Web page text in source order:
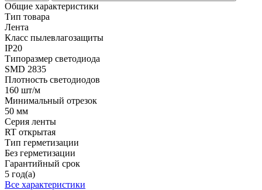
Общие характеристики
Тип товара
Лента
Класс пылевлагозащиты
IP20
Типоразмер светодиода
SMD 2835
Плотность светодиодов
160 шт/м
Минимальный отрезок
50 мм
Серия ленты
RT открытая
Тип герметизации
Без герметизации
Гарантийный срок
5 год(а)
Все характеристики